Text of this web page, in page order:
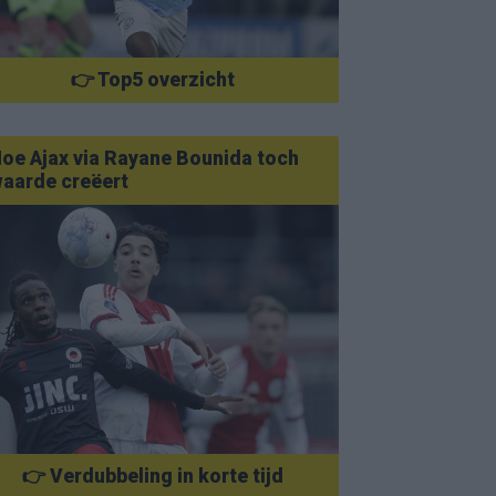
👉 Top5 overzicht
Ajax via Rayane Bounida toch
creëert
👉 Verdubbeling in korte tijd